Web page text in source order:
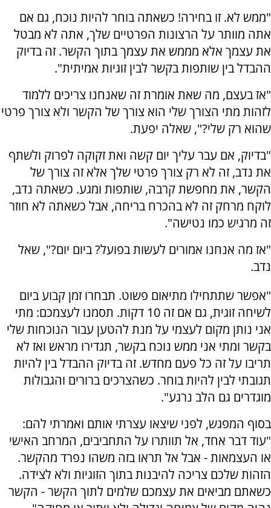
"ממש לא. זו בחירה! כשאתה בוחר להיות נוכח, גם אם
אתה מוותר על הרצונות הפרטיים שלך, אתה לא מבטל
את עצמך אלא מממש את עצמך בתוך הקשר. זה בדיוק
ההבדל בין שותפות בקשר לבין זוגיות אמיתית".
"אז בעצם, מה שאת אומרת זה שאנחנו צריכים ללמוד
לזהות מתי הצורך שלי הוא צורך של הקשר ולא צורך פרטי
שהוא רק שלי?", שאלה יפעת.
"בדיוק, אם עבר עליך יום קשה ואת זקוקה לפרוק ולשתף
את נדב, זה לא רק צורך פרטי שלך אלא זה צורך של
הקשר, את מחפשת קרבה, שותפות ומגע. כשאתה נדב,
לוקח מרחק זה לא בהכרח בריחה, אבל כשאתה לא חוזר
זה מרגיש כמו נטישה".
"אז מה אנחנו אמורים לעשות בפועל? ביום יום?", שאל
נדב.
"אפשר שתתחילו מתיאום פשוט. תבחרו זמן קבוע ביום
לשיחה זוגית, גם אם זה 10 דקות. תסמנו לעצמכם: מתי
אני נותן מקום לעצמי על מנת להטען עבור הנוכחות שלי
בקשר ומתי אני ממש נוכח בקשר, תגדירו מראש ואז לא
תריבו על זה כל פעם מחדש. זה בדיוק ההבדל בין להיות
תגובתי לבין להיות בוחר. כשהצרכים ברורים והגבולות
מוגדרים גם הלב נרגע".
בסוף המפגש, לפני שיצאו עצרתי אותם ואמרתי להם:
"עוד דבר אחד, אל תוותרו על התחביבים, המרחב האישי
או העצמאות - אבל אל תראו בזה משהו נפרד מהקשר.
הזהות שלכם צריכה להיבנות בתוך הזוגיות ולא לצידה.
כשאתם מביאים את עצמכם שלמים לתוך הקשר - הקשר